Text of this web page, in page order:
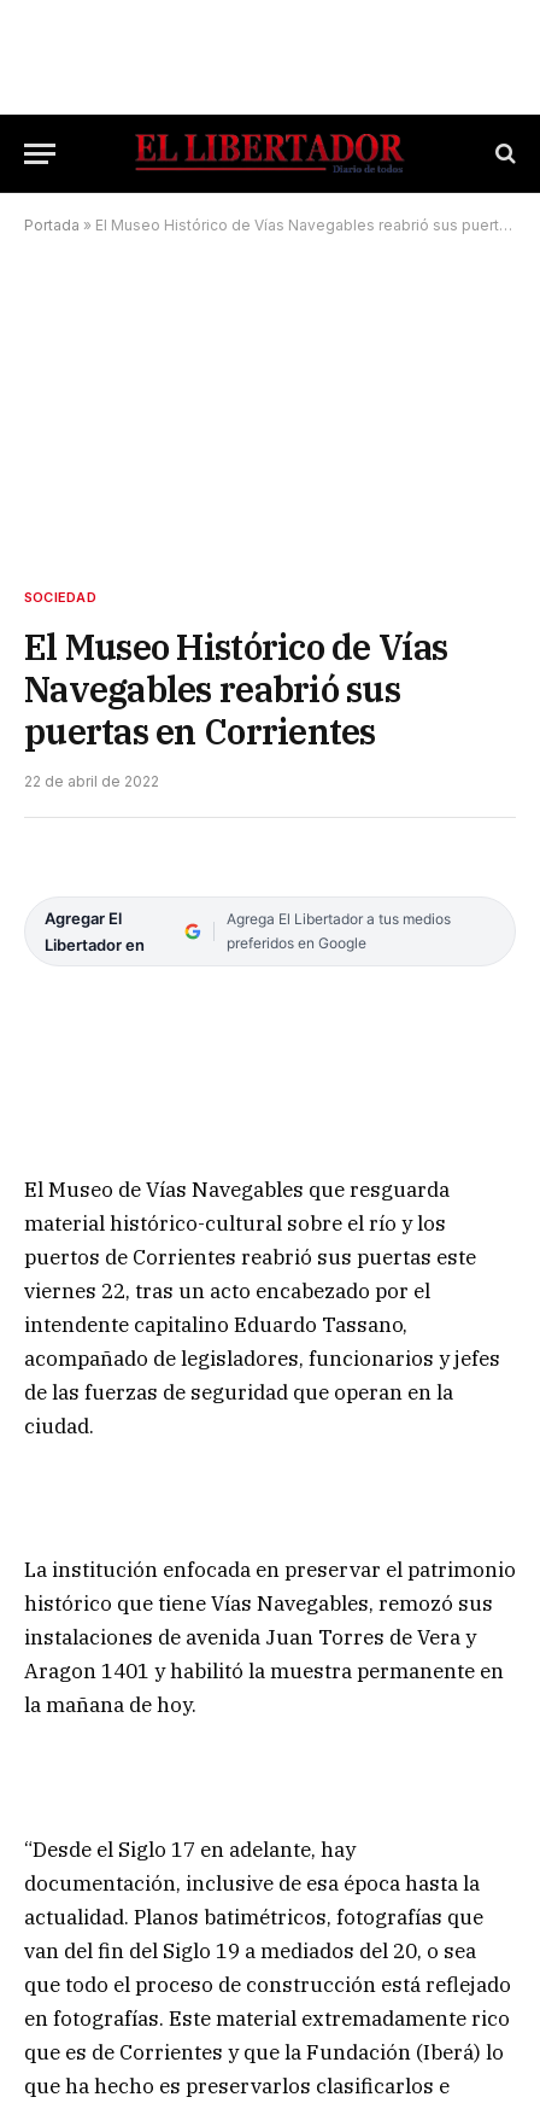
Portada » El Museo Histórico de Vías Navegables reabrió sus puertas en Corrientes
SOCIEDAD
El Museo Histórico de Vías
Navegables reabrió sus
puertas en Corrientes
22 de abril de 2022
Agregar El
Libertador en
Agrega El Libertador a tus medios
preferidos en Google
El Museo de Vías Navegables que resguarda
material histórico-cultural sobre el río y los
puertos de Corrientes reabrió sus puertas este
viernes 22, tras un acto encabezado por el
intendente capitalino Eduardo Tassano,
acompañado de legisladores, funcionarios y jefes
de las fuerzas de seguridad que operan en la
ciudad.
La institución enfocada en preservar el patrimonio
histórico que tiene Vías Navegables, remozó sus
instalaciones de avenida Juan Torres de Vera y
Aragon 1401 y habilitó la muestra permanente en
la mañana de hoy.
“Desde el Siglo 17 en adelante, hay
documentación, inclusive de esa época hasta la
actualidad. Planos batimétricos, fotografías que
van del fin del Siglo 19 a mediados del 20, o sea
que todo el proceso de construcción está reflejado
en fotografías. Este material extremadamente rico
que es de Corrientes y que la Fundación (Iberá) lo
que ha hecho es preservarlos clasificarlos e